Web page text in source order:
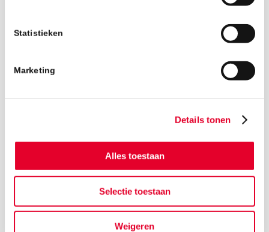
Statistieken
Marketing
Details tonen
Alles toestaan
Selectie toestaan
Weigeren